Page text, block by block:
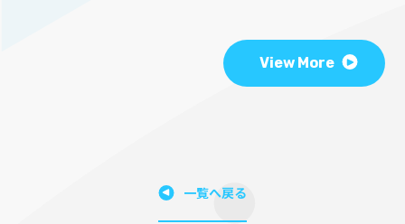
View More
一覧へ戻る